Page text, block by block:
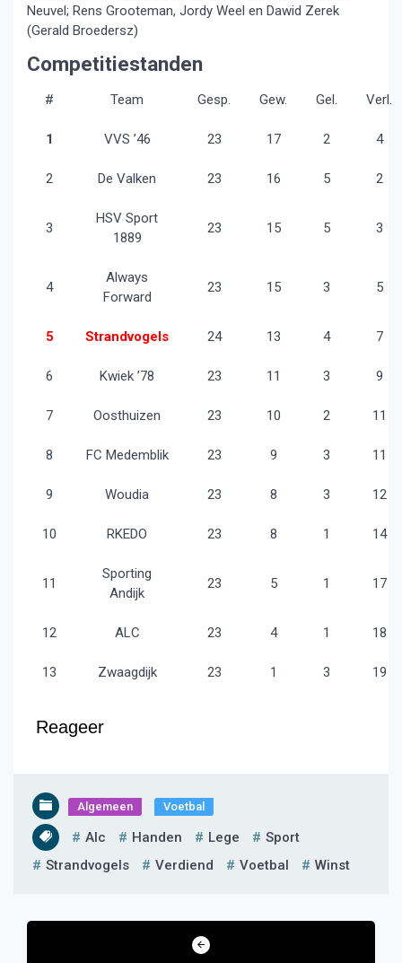
Neuvel; Rens Grooteman, Jordy Weel en Dawid Zerek
(Gerald Broedersz)
Competitiestanden
# Team Gesp. Gew. Gel. Verl.
1 VVS ’46 23 17 2 4
2 De Valken 23 16 5 2
3
HSV Sport
1889
23 15 5 3
4
Always
Forward
23 15 3 5
5 Strandvogels 24 13 4 7
6 Kwiek ’78 23 11 3 9
7 Oosthuizen 23 10 2 11
8 FC Medemblik 23 9 3 11
9 Woudia 23 8 3 12
10 RKEDO 23 8 1 14
11
Sporting
Andijk
23 5 1 17
12 ALC 23 4 1 18
13 Zwaagdijk 23 1 3 19
Reageer
Algemeen Voetbal
Alc Handen Lege
Sport
Strandvogels
Verdiend Voetbal Winst
Bericht